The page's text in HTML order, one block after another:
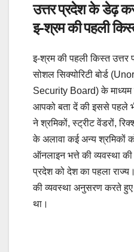
उत्तर प्रदेश के डेढ़
इ-श्रम की पहली
इ-श्रम की पहली किस्त उत्तर
सोशल सिक्योरिटी बोर्ड
Security Board) के माध्यम
आपको बता दें की इससे पहले
ने श्रमिकों, स्ट्रीट वेंडरों,
के अलावा कई अन्य श्रमिकों
ऑनलाइन भत्ते की व्यवस्था
प्रदेश को देश का पहला
की व्यवस्था अनुसरण करते हुए
था।